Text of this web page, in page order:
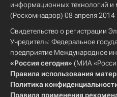
информационных технологий и
(Роскомнадзор) 08 апреля 2014
Свидетельство о регистрации
Учредитель: Федеральное
предприятие Международное
«Россия сегодня» (МИА
Правила использования
Политика
Правила применения